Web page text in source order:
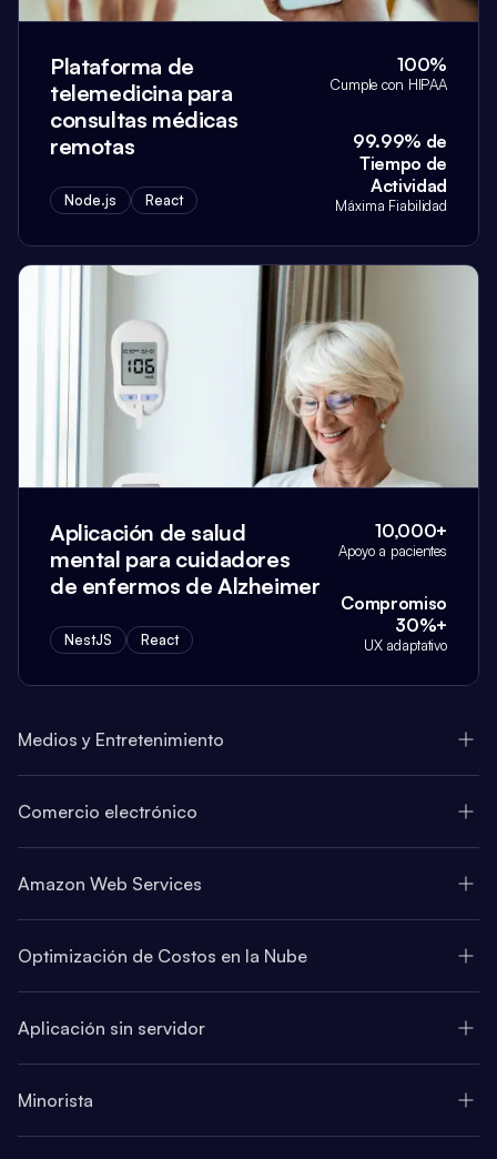
Plataforma de
telemedicina para
consultas médicas
remotas
Node.js React
100%
Cumple con HIPAA
99.99% de
Tiempo de
Actividad
Máxima Fiabilidad
Aplicación de salud
mental para cuidadores
de enfermos de Alzheimer
NestJS React
10,000+
Apoyo a pacientes
Compromiso
30%+
UX adaptativo
Medios y Entretenimiento
Comercio electrónico
Amazon Web Services
Optimización de Costos en la Nube
Aplicación sin servidor
Minorista